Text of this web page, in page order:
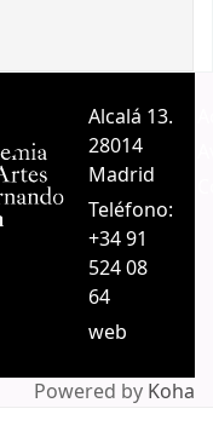
Alcalá 13.
28014
Madrid
Teléfono:
+34 91
524 08
64
web
Powered by Koha